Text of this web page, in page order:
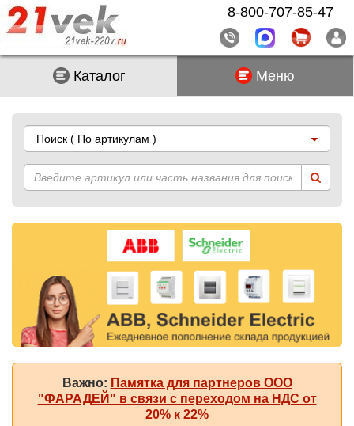
Каталог Меню
Поиск ( По артикулам )
Важно: Памятка для партнеров ООО
"ФАРАДЕЙ" в связи с переходом на НДС от
20% к 22%
8-800-707-85-47